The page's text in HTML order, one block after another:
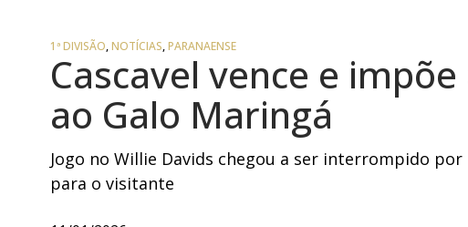
1ª DIVISÃO,NOTÍCIAS,PARANAENSE
Cascavel vence e
ao Galo Maringá
Jogo no Willie Davids chegou a ser interrompido
para o visitante